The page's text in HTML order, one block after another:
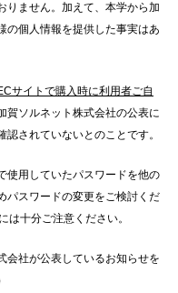
りません。加えて、本学から加
の個人情報を提供した事実はあ
サイトで購入時に利用者ご自
賀ソルネット株式会社の公表に
されていないとのことです。
用していたパスワードを他の
パスワードの変更をご検討くだ
は十分ご注意ください。
社が公表しているお知らせを